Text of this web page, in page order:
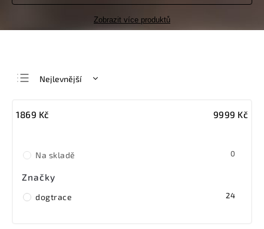
Zobrazit více produktů
Nejlevnější
Nejprodávanější
1869 Kč 9999 Kč
Na skladě 0
Značky
dogtrace 24